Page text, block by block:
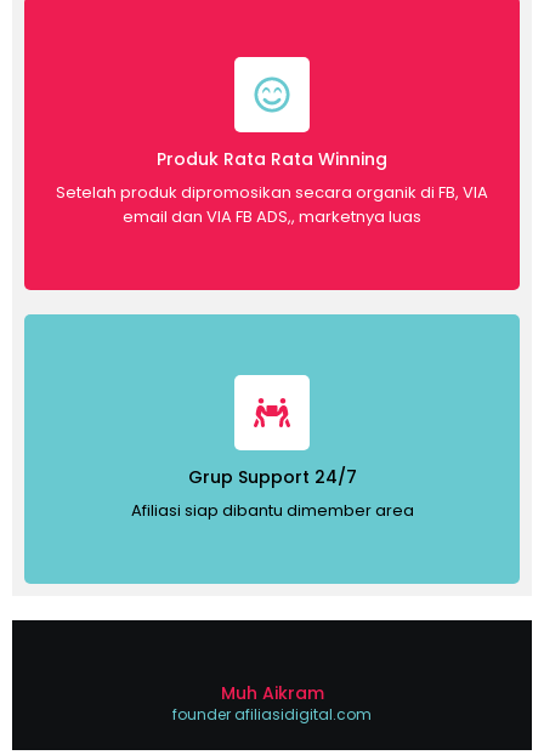
Produk Rata Rata Winning
Setelah produk dipromosikan secara organik di FB, VIA
email dan VIA FB ADS,, marketnya luas
Grup Support 24/7
Afiliasi siap dibantu dimember area
Muh Aikram
founder afiliasidigital.com